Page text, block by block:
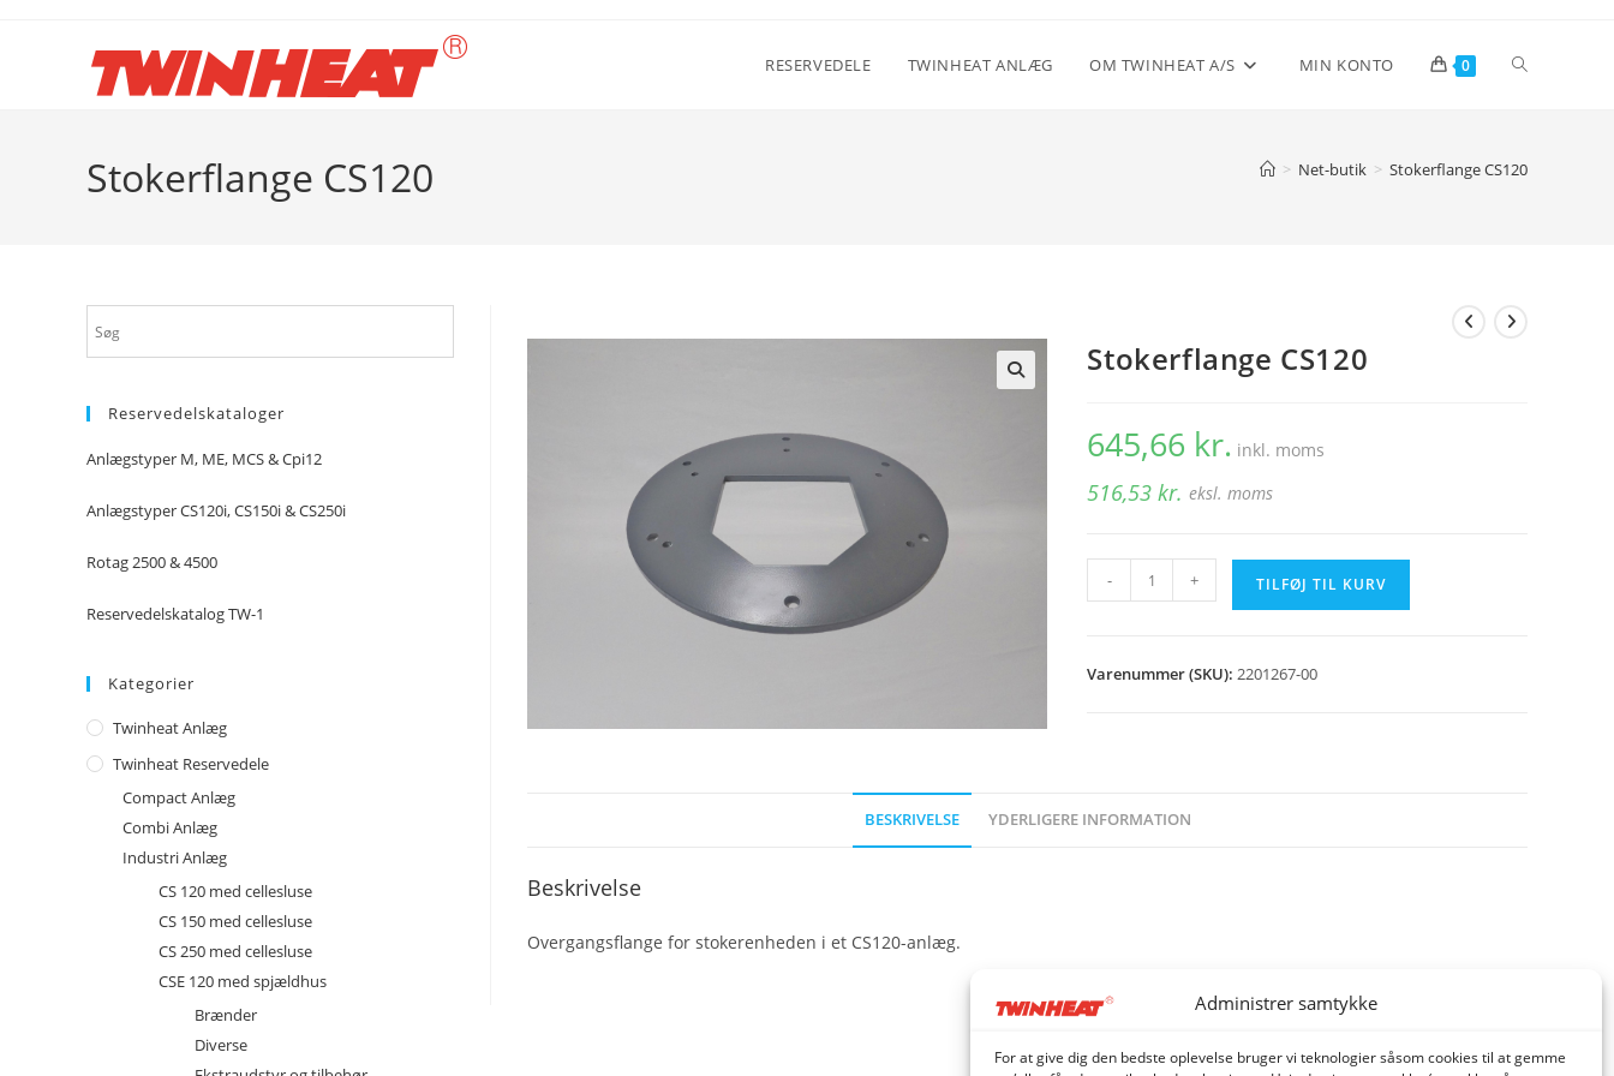
Administrer samtykke
For at give dig den bedste oplevelse bruger vi teknologier såsom cookies til at gemme
RESERVEDELE TWINHEAT ANLÆG OM TWINHEAT A/S MIN KONTO 0 Toggle
Stokerflange CS120 > Net-butik > Stokerflange CS120
Stokerflange CS120
645,66 kr. inkl. moms
516,53kr. eksl. moms
Stokerflange
CS120
- + TILFØJ TIL KURV
Varenummer (SKU):2201267-00
BESKRIVELSE YDERLIGERE INFORMATION
Beskrivelse
Overgangsflange for stokerenheden i et CS120-anlæg.
Reservedelskataloger
Anlægstyper M, ME, MCS & Cpi12
Anlægstyper CS120i, CS150i & CS250i
Rotag 2500 & 4500
Reservedelskatalog TW-1
Kategorier
Twinheat Anlæg
Twinheat Reservedele
Compact Anlæg
Combi Anlæg
Industri Anlæg
CS 120 med cellesluse
CS 150 med cellesluse
CS 250 med cellesluse
CSE 120 med spjældhus
Brænder
Diverse